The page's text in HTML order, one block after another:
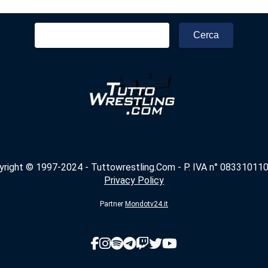
Ricerca
© 1997-2024 - Tuttowrestling.Com - P. IVA n°
Privacy Policy
Partner Mondotv24.it